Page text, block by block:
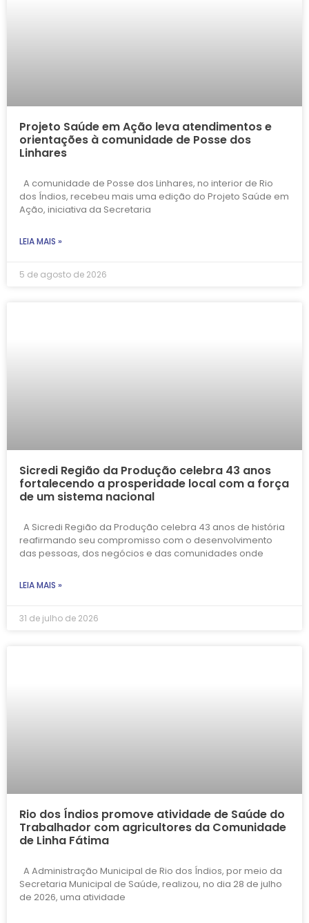
Projeto Saúde em Ação leva atendimentos e
orientações à comunidade de Posse dos
Linhares
A comunidade de Posse dos Linhares, no interior de Rio
dos Índios, recebeu mais uma edição do Projeto Saúde em
Ação, iniciativa da Secretaria
LEIA MAIS »
5 de agosto de 2026
Sicredi Região da Produção celebra 43 anos
fortalecendo a prosperidade local com a força
de um sistema nacional
A Sicredi Região da Produção celebra 43 anos de história
reafirmando seu compromisso com o desenvolvimento
das pessoas, dos negócios e das comunidades onde
LEIA MAIS »
31 de julho de 2026
Rio dos Índios promove atividade de Saúde do
Trabalhador com agricultores da Comunidade
de Linha Fátima
A Administração Municipal de Rio dos Índios, por meio da
Secretaria Municipal de Saúde, realizou, no dia 28 de julho
de 2026, uma atividade